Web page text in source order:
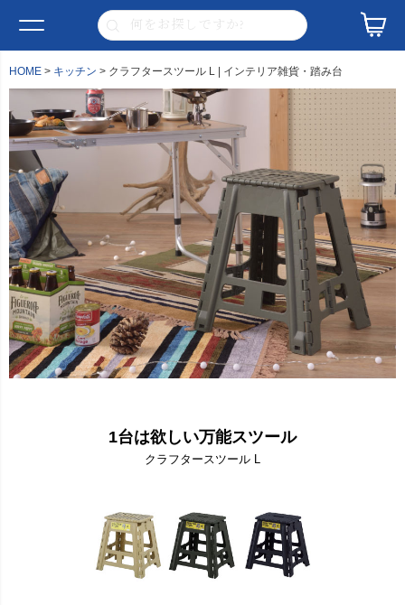
HOME キッチン クラフタースツール L | インテリア雑貨・踏み台
1台は欲しい万能スツール
クラフタースツール L